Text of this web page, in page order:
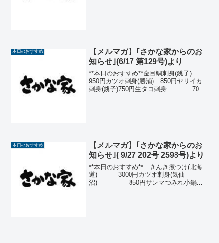
本日のおすすめ
【メルマガ】｢さかな家からのお
知らせ｣(6/17 第129号)より
**本日のおすすめ**金目鯛刺身(銚子)
950円カツオ刺身(勝浦) 850円ヤリイカ
刺身(銚子)750円生タコ刺身 700
本日のおすすめ
【メルマガ】｢さかな家からのお
知らせ｣( 9/27 202号 2598号)より
**本日のおすすめ** きんき煮つけ(北海
道) 3000円カツオ刺身(気仙
沼) 850円サンマつみれ小鍋仕